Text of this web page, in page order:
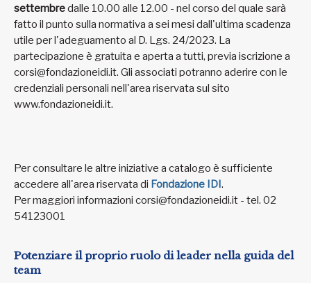
settembredalle 10.00 alle 12.00 - nel corso del quale sarà
fatto il punto sulla normativa a sei mesi dall'ultima scadenza
utile per l'adeguamento al D. Lgs. 24/2023. La
partecipazione è gratuita e aperta a tutti, previa iscrizione a
corsi@fondazioneidi.it. Gli associati potranno aderire con le
credenziali personali nell'area riservata sul sito
www.fondazioneidi.it.
Per consultare le altre iniziative a catalogo è sufficiente
accedere all'area riservata di Fondazione IDI.
Per maggiori informazioni corsi@fondazioneidi.it - tel. 02
54123001
Potenziare il proprio ruolo di leader nella guida del
team